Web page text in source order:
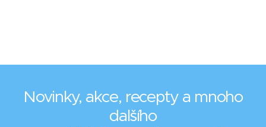
Novinky, akce, recepty a mnoho
dalšího